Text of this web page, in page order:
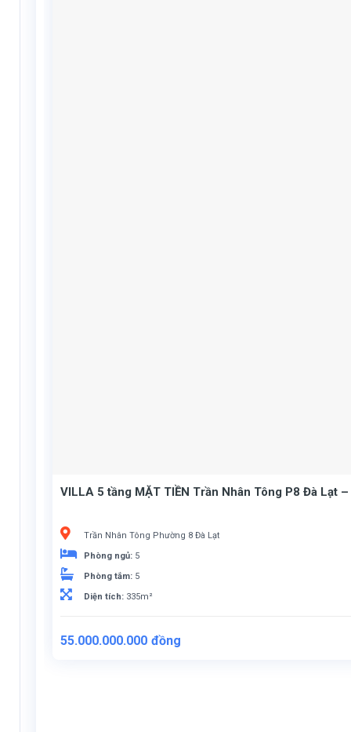
VILLA 5 tầng MẶT TIỀN Trần Nhân Tông P8 Đà Lạt
Trần Nhân Tông Phường 8 Đà Lạt
Phòng ngủ: 5
Phòng tắm: 5
Diện tích: 335m²
55.000.000.000 đồng